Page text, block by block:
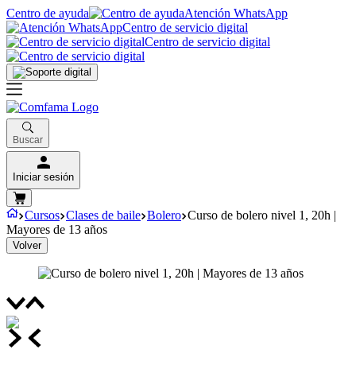
Centro de ayuda
Atención WhatsApp
Centro de servicio digital
Centro de servicio digital
Buscar
Iniciar sesión
Cursos Clases de baile Bolero Curso de bolero nivel 1, 20h |
Mayores de 13 años
Volver